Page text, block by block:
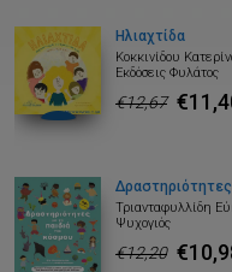
Ηλιαχτίδα
Κοκκινίδου
Εκδόσεις Φυλάτος
€12,67
Τριανταφυλλίδη
Ψυχογιός
€12,20